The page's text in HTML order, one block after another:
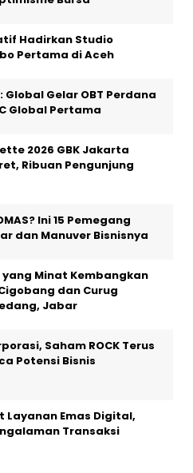
Hadirkan Studio
Pertama di Aceh
Global Gelar OBT Perdana
Global Pertama
2026 GBK Jakarta
Ribuan Pengunjung
Ini 15 Pemegang
dan Manuver Bisnisnya
Minat Kembangkan
dan Curug
Jabar
Saham ROCK Terus
Potensi Bisnis
Layanan Emas Digital,
Transaksi